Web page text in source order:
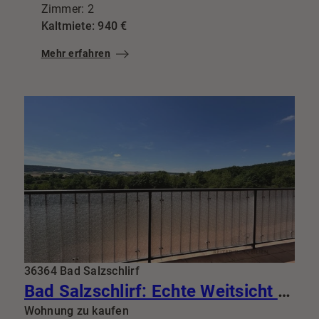
Zimmer: 2
Kaltmiete: 940 €
Mehr erfahren
36364 Bad Salzschlirf
Bad Salzschlirf: Echte Weitsicht statt enger Gassen 94m² mit Traumküche & Riesenbalkon
Wohnung zu kaufen